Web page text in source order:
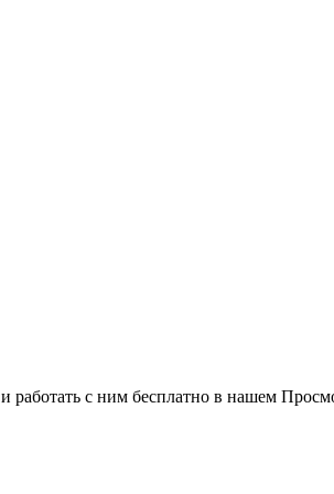
работать с ним бесплатно в нашем